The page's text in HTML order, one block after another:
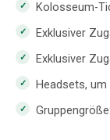
Kolosseum-
Exklusiver
Exklusiver
Headsets,